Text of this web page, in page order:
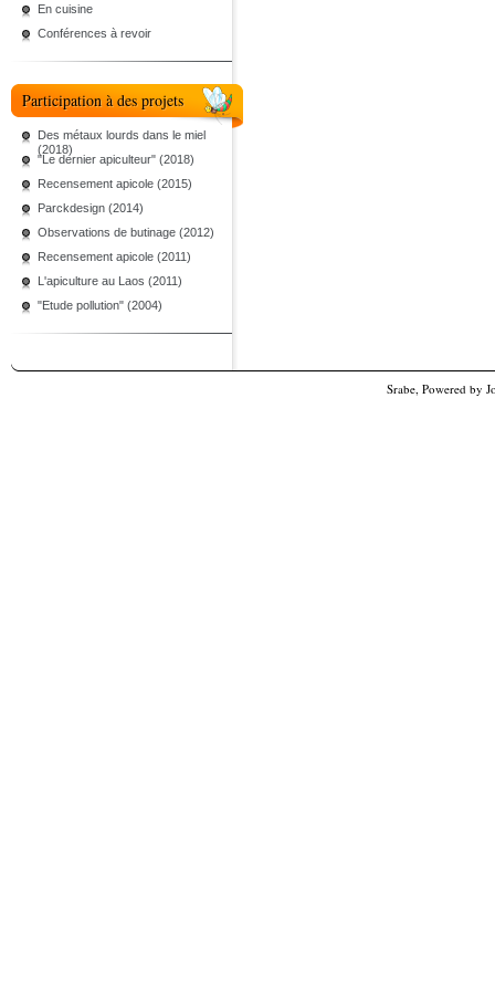
En cuisine
Conférences à revoir
Participation à des projets
Des métaux lourds dans le miel
(2018)
"Le dernier apiculteur" (2018)
Recensement apicole (2015)
Parckdesign (2014)
Observations de butinage (2012)
Recensement apicole (2011)
L'apiculture au Laos (2011)
"Etude pollution" (2004)
Srabe, Powered by